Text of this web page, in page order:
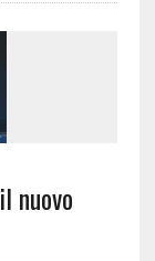
nuovo